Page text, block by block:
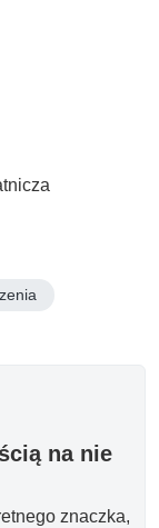
na nie
znaczka,